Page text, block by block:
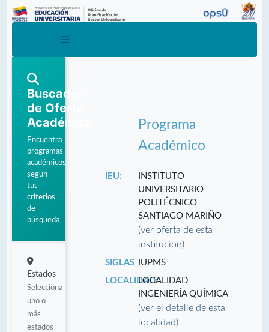
Buscador
de Oferta
Académica
Encuentra
programas
académicos
según
tus
criterios
de
búsqueda
Estados
Selecciona
uno o
más
estados
Programa
Académico
IEU:
INSTITUTO
UNIVERSITARIO
POLITÉCNICO
SANTIAGO MARIÑO
(ver oferta de esta
institución)
SIGLAS
IUPMS
LOCALIDAD:LOCALIDAD
INGENIERÍA QUÍMICA
(ver el detalle de esta
localidad)